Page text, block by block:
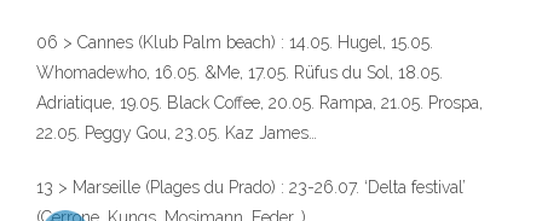
06 > Cannes (Klub Palm beach) : 14.05. Hugel, 15.05.
Whomadewho, 16.05. &Me, 17.05. Rüfus du Sol, 18.05.
Adriatique, 19.05. Black Coffee, 20.05. Rampa, 21.05. Prospa,
22.05. Peggy Gou, 23.05. Kaz James…
13 > Marseille (Plages du Prado) : 23-26.07. ‘Delta festival’
140